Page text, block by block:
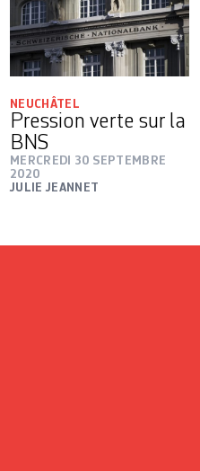
NEUCHÂTEL
Pression verte sur la
BNS
MERCREDI 30 SEPTEMBRE
2020
JULIE JEANNET